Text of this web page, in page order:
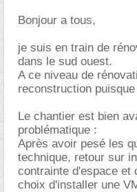
Bonjour a tous,
je suis en train de
dans le sud ouest.
A ce niveau de
reconstruction
Le chantier est bien
problématique :
Après avoir pesé les
technique, retour sur
contrainte d'espace et
choix d'installer une